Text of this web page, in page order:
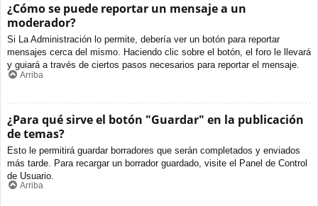
¿Cómo se puede reportar un mensaje a un
moderador?
Si La Administración lo permite, debería ver un botón para reportar
mensajes cerca del mismo. Haciendo clic sobre el botón, el foro le llevará
y guiará a través de ciertos pasos necesarios para reportar el mensaje.
Arriba
¿Para qué sirve el botón "Guardar" en la publicación
de temas?
Esto le permitirá guardar borradores que serán completados y enviados
más tarde. Para recargar un borrador guardado, visite el Panel de Control
de Usuario.
Arriba